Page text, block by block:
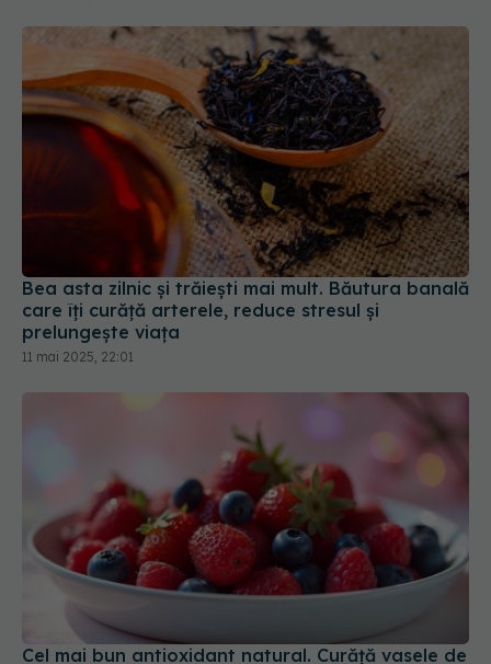
Bea asta zilnic și trăiești mai mult. Băutura banală
care îți curăță arterele, reduce stresul și
prelungește viața
11 mai 2025, 22:01
Cel mai bun antioxidant natural. Curăță vasele de